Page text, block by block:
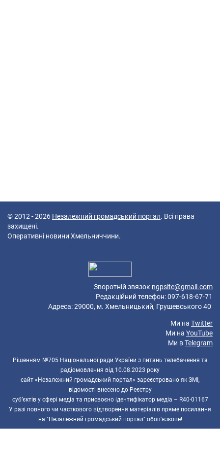
© 2012 - 2026 Незалежний громадський портал. Всі права
захищені.
Оперативні новини Хмельниччини.
Зворотній звязок ngpsite@gmail.com
Редакційний телефон: 097-618-67-71
Адреса: 29000, м. Хмельницький, Грушевського 40
Ми на Twitter
Ми на YouTube
Ми вTelegram
Рішенням №705 Національної ради України з питань телебачення та
радіомовлення від 10.08.2023 року
сайт «Незалежний громадський портал» зареєстровано як ЗМІ,
відомості внесено до Реєстру
суб’єктів у сфері медіа та присвоєно ідентифікатор медіа – R40-01167
У разі повного чи часткового відтворення матеріалів пряме посилання
на "Незалежний громадський портал" обов'язкове!